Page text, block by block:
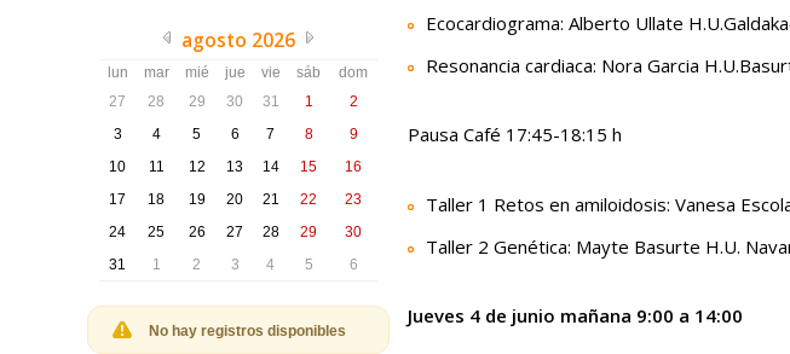
Ecocardiograma: Alberto Ullate
Resonancia cardiaca: Nora Garcia
Pausa Café 17:45-18:15 h
Taller 1 Retos en amiloidosis: Vanesa
Taller 2 Genética: Mayte Basurte H.U.
Jueves 4 de junio mañana 9:00 a 14:00
agosto 2026
lun mar mié jue vie sáb
dom
27
28 29 30 31 1
2
3
4 5 6 7 8
9
10
11 12 13 14 15
16
17
18 19 20 21 22
23
24
25 26 27 28 29
30
31
1 2 3 4 5 6
No hay registros disponibles